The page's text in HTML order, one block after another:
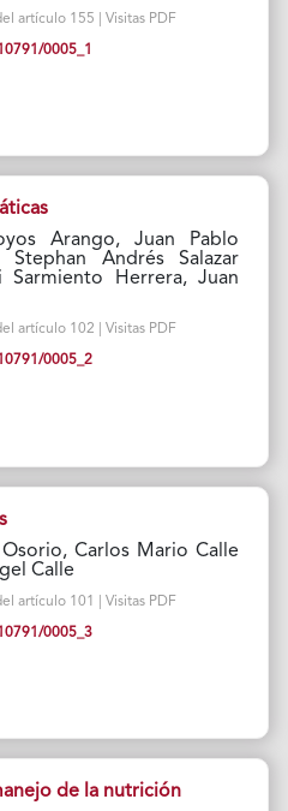
artículo 155 | Visitas PDF
0005_1
Arango, Juan Pablo
Andrés Salazar
Herrera, Juan
artículo 102 | Visitas PDF
0005_2
Carlos Mario Calle
Calle
artículo 101 | Visitas PDF
0005_3
de la nutrición